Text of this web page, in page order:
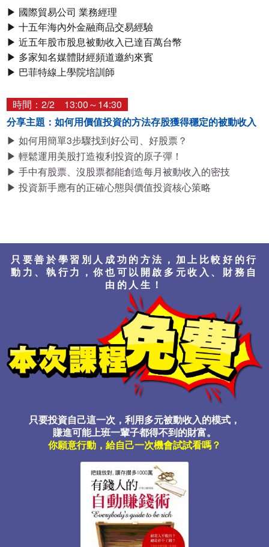
▶ 國際貿易公司 業務經理
▶ 十五年海內外金融商品交易經驗
▶ 近五年股市股息被動收入已達百萬台幣
▶ 多家知名媒體財經頻道邀約來賓
▶ 巴菲特線上學院培訓師
時間：2/2 13:00～14:30
分享主題：如何用價值投資的方法存股獲得穩定的被動收入
▶ 如何用簡單3步驟找到好公司、好股票？
▶ 輕鬆運用美股打造複利投資的原子彈！
▶ 手中有股票、沒股票都能創造每月被動收入的密技
▶ 投資新手應有的正確心態與價值投資核心策略
只要善於學習別人成功的方法，加上比較好的行
動力、執行力，你也可以開啟多元收入、財務自
由的人生！
只要投資自己這一次，利用多元被動收入的模式，
賺進可能上班一輩子都得不到的財富。
你願意行動，給自己一次機會試試看嗎？